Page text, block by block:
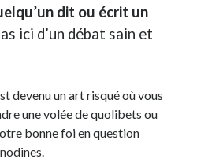
ma vélorution toute personnelle
ma vélorution toute personnelle
j’ai opéré ma vélorution toute
dit ou écrit un
ici d’un débat sain et
devenu un art risqué où vous
une volée de quolibets ou
bonne foi en question